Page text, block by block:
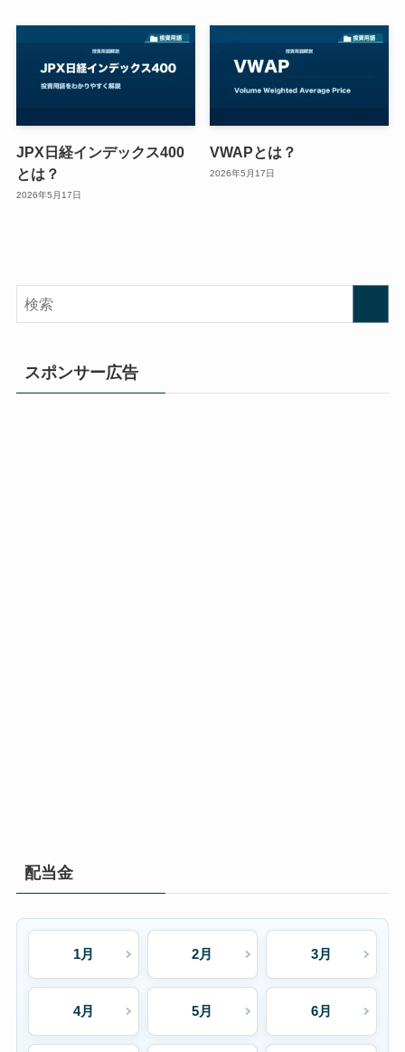
JPX日経インデックス400
とは？
2026年5月17日
VWAPとは？
2026年5月17日
スポンサー広告
配当金
1月 2月 3月
4月 5月 6月